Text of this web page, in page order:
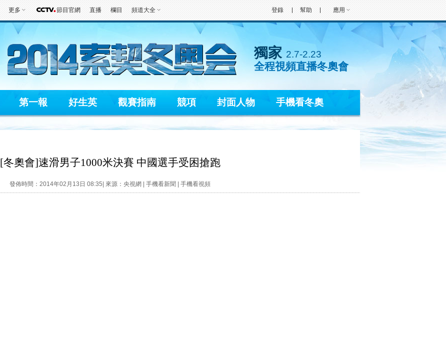
更多 節目官網 直播 欄目 頻道大全 幫助 應用
登錄
獨家 2.7-2.23
全程視頻直播冬奧會
第一報 好生英 觀賽指南 競項 封面人物 手機看冬奧
[冬奧會]速滑男子1000米決賽 中國選手受困搶跑
發佈時間：2014年02月13日 08:35| 來源：央視網 | 手機看新聞 手機看視頻